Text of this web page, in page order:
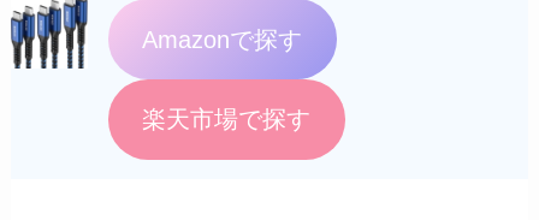
Amazonで探す
楽天市場で探す